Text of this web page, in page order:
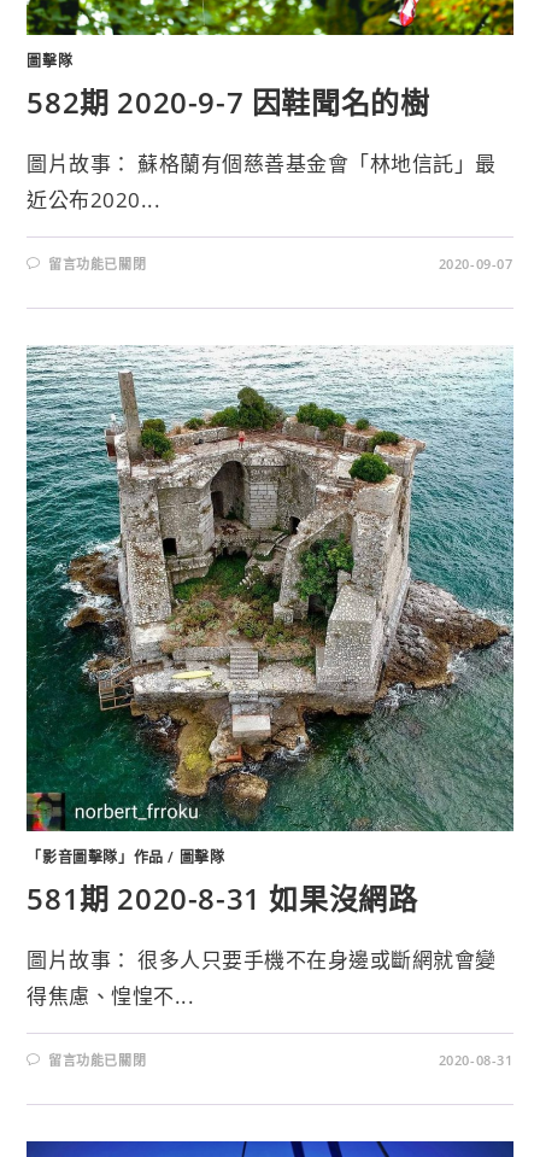
圖擊隊
582期 2020-9-7 因鞋聞名的樹
圖片故事： 蘇格蘭有個慈善基金會「林地信託」最
近公布2020...
留言功能已關閉 2020-09-07
「影音圖擊隊」作品 / 圖擊隊
581期 2020-8-31 如果沒網路
圖片故事： 很多人只要手機不在身邊或斷網就會變
得焦慮、惶惶不...
留言功能已關閉 2020-08-31